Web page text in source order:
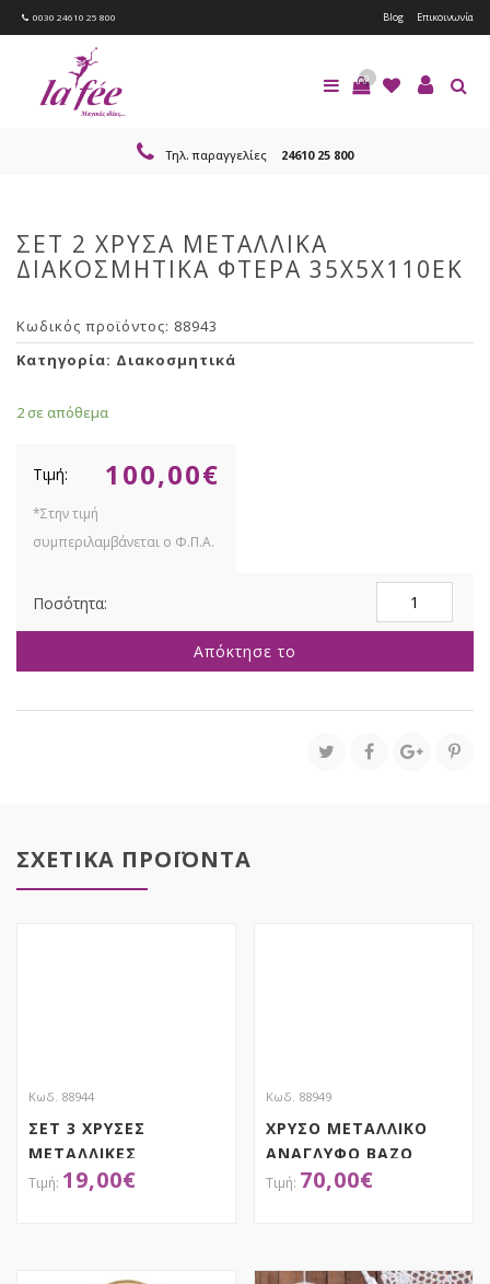
0030 24610 25 800 Blog Επικοινωνία
0
Τηλ. παραγγελίες 24610 25 800
ΣΕΤ 2 ΧΡΥΣΑ ΜΕΤΑΛΛΙΚΑ
ΔΙΑΚΟΣΜΗΤΙΚΑ ΦΤΕΡΑ 35Χ5Χ110ΕΚ
Κωδικός προϊόντος: 88943
Κατηγορία: Διακοσμητικά
2 σε απόθεμα
100,00€
ΧΡΥΣΑ
ΔΙΑΚΟΣΜΗΤΙΚΑ
ποσότητα
Απόκτησε το
ΣΧΕΤΙΚΑ ΠΡΟΪΟΝΤΑ
Κωδ. 88944
ΣΕΤ 3 ΧΡΥΣΕΣ
ΜΕΤΑΛΛΙΚΕΣ
ΚΟΡΩΝΕΣ 16Χ15Χ15,5
19,00€
Κωδ. 88949
ΧΡΥΣΟ ΜΕΤΑΛΛΙΚΟ
ΑΝΑΓΛΥΦΟ ΒΑΖΟ
26,5Χ26,5Χ71ΕΚ
70,00€